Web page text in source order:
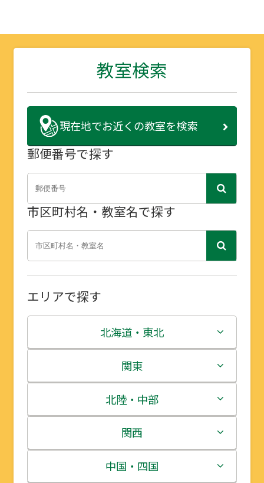
教室検索
現在地でお近くの教室を検索
郵便番号で探す
市区町村名・教室名で探す
エリアで探す
北海道・東北
北海道
青森県
岩手県
宮城県
関東
茨城県
栃木県
群馬県
北陸・中部
新潟県
富山県
関西
三重県
中国・四国